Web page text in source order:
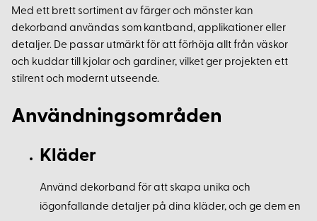
Med ett brett sortiment av färger och mönster kan
dekorband användas som kantband, applikationer eller
detaljer. De passar utmärkt för att förhöja allt från väskor
och kuddar till kjolar och gardiner, vilket ger projekten ett
stilrent och modernt utseende.
Användningsområden
Kläder
Använd dekorband för att skapa unika och
iögonfallande detaljer på dina kläder, och ge dem en